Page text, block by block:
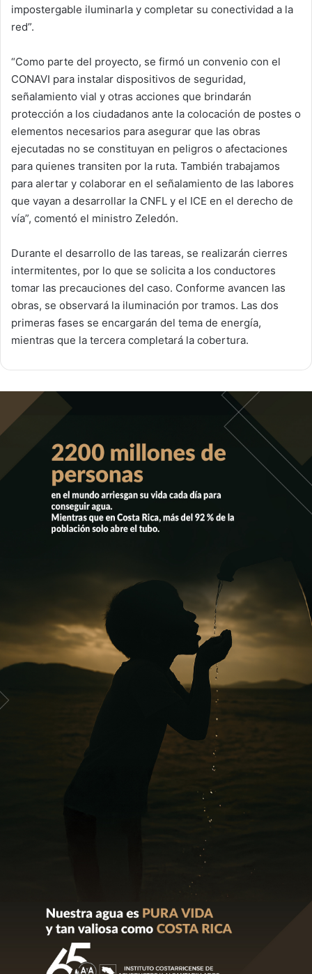
impostergable iluminarla y completar su conectividad a la
red”.
“Como parte del proyecto, se firmó un convenio con el
CONAVI para instalar dispositivos de seguridad,
señalamiento vial y otras acciones que brindarán
protección a los ciudadanos ante la colocación de postes o
elementos necesarios para asegurar que las obras
ejecutadas no se constituyan en peligros o afectaciones
para quienes transiten por la ruta. También trabajamos
para alertar y colaborar en el señalamiento de las labores
que vayan a desarrollar la CNFL y el ICE en el derecho de
vía”, comentó el ministro Zeledón.
Durante el desarrollo de las tareas, se realizarán cierres
intermitentes, por lo que se solicita a los conductores
tomar las precauciones del caso. Conforme avancen las
obras, se observará la iluminación por tramos. Las dos
primeras fases se encargarán del tema de energía,
mientras que la tercera completará la cobertura.